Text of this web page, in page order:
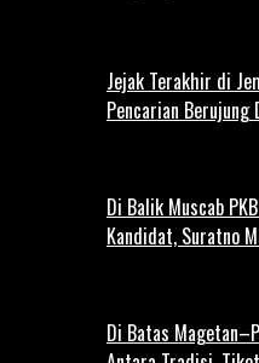
Jejak Terakhir di
Pencarian Berujung
Di Balik Muscab
Kandidat, Suratno
Di Batas